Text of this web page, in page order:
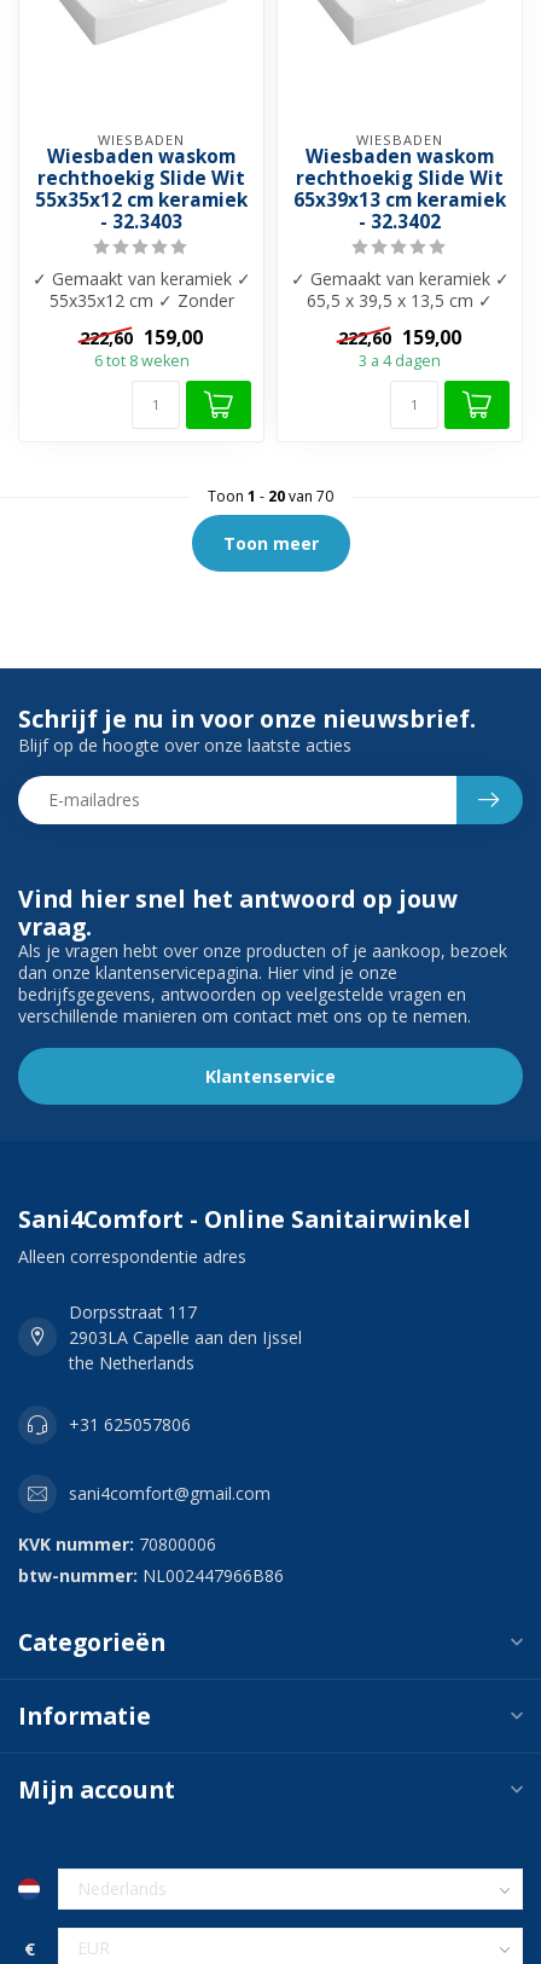
WIESBADEN
Wiesbaden waskom
rechthoekig Slide Wit
55x35x12 cm keramiek
- 32.3403
✓ Gemaakt van keramiek ✓
55x35x12 cm ✓ Zonder
overloop ✓ Leverbaar in
twee maten
222,60 159,00
6 tot 8 weken
WIESBADEN
Wiesbaden waskom
rechthoekig Slide Wit
65x39x13 cm keramiek
- 32.3402
✓ Gemaakt van keramiek ✓
65,5 x 39,5 x 13,5 cm ✓
Zonder overloop ✓
Leverbaar in ...
222,60 159,00
3 a 4 dagen
Toon 1 - 20van 70
Toon meer
Vind hier snel het antwoord op jouw
vraag.
Als je vragen hebt over onze producten of je aankoop, bezoek
dan onze klantenservicepagina. Hier vind je onze
bedrijfsgegevens, antwoorden op veelgestelde vragen en
verschillende manieren om contact met ons op te nemen.
Klantenservice
Schrijf je nu in voor onze nieuwsbrief.
Blijf op de hoogte over onze laatste acties
Sani4Comfort - Online Sanitairwinkel
Alleen correspondentie adres
Dorpsstraat 117
2903LA Capelle aan den Ijssel
the Netherlands
+31 625057806
sani4comfort@gmail.com
KVK nummer: 70800006
btw-nummer: NL002447966B86
Categorieën
Informatie
Mijn account
€